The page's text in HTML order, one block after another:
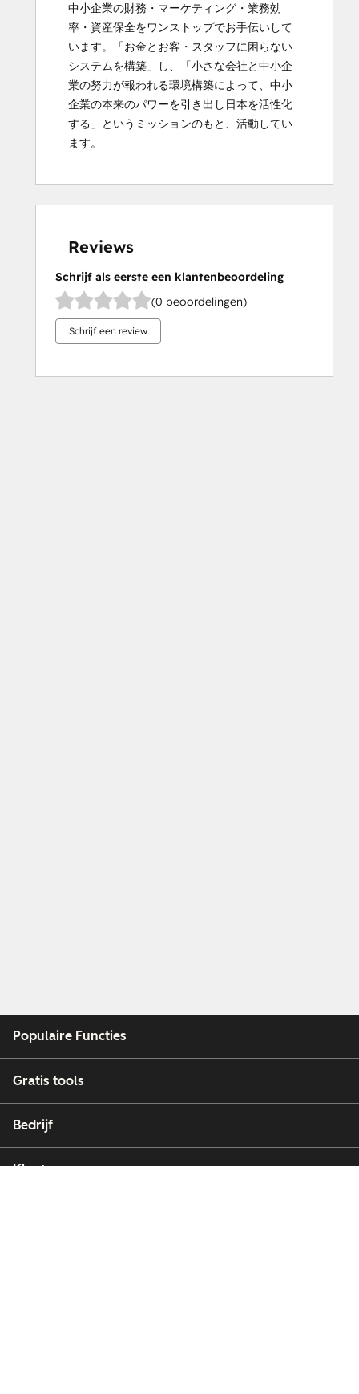
中小企業の財務・マーケティング・業務効
率・資産保全をワンストップでお手伝いして
います。「お金とお客・スタッフに困らない
システムを構築」し、「小さな会社と中小企
業の努力が報われる環境構築によって、中小
企業の本来のパワーを引き出し日本を活性化
する」というミッションのもと、活動してい
ます。
Reviews
Schrijf als eerste een klantenbeoordeling
(0 beoordelingen)
Schrijf een review
Populaire Functies
Gratis tools
Bedrijf
Klanten